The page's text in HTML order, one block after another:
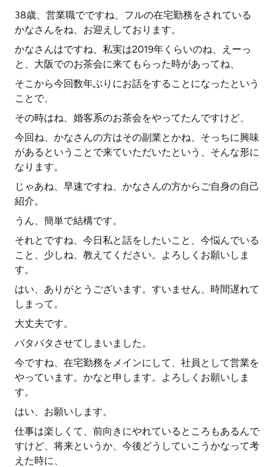
38歳、営業職でですね、フルの在宅勤務をされている
かなさんをね、お迎えしております。
かなさんはですね、私実は2019年くらいのね、えーっ
と、大阪でのお茶会に来てもらった時があってね、
そこから今回数年ぶりにお話をすることになったという
ことで、
その時はね、婚客系のお茶会をやってたんですけど、
今回ね、かなさんの方はその副業とかね、そっちに興味
があるということで来ていただいたという、そんな形に
なります。
じゃあね、早速ですね、かなさんの方からご自身の自己
紹介。
うん、簡単で結構です。
それとですね、今日私と話をしたいこと、今悩んでいる
こと、少しね、教えてください。よろしくお願いしま
す。
はい、ありがとうございます。すいません、時間遅れて
しまって。
大丈夫です。
バタバタさせてしまいました。
今ですね、在宅勤務をメインにして、社員として営業を
やっています。かなと申します。よろしくお願いしま
す。
はい、お願いします。
仕事は楽しくて、前向きにやれているところもあるんで
すけど、将来というか、今後どうしていこうかなって考
えた時に、